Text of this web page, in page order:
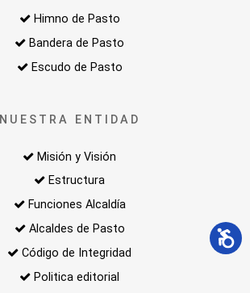
Himno de Pasto
Bandera de Pasto
Escudo de Pasto
NUESTRA ENTIDAD
Misión y Visión
Estructura
Funciones Alcaldía
Alcaldes de Pasto
Código de Integridad
Politica editorial